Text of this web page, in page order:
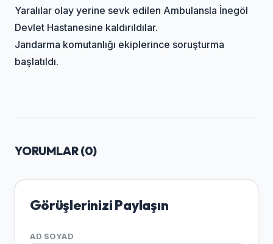
Yaralılar olay yerine sevk edilen Ambulansla İnegöl
Devlet Hastanesine kaldırıldılar.
Jandarma komutanlığı ekiplerince soruşturma
başlatıldı.
YORUMLAR (0)
Görüşlerinizi Paylaşın
AD SOYAD